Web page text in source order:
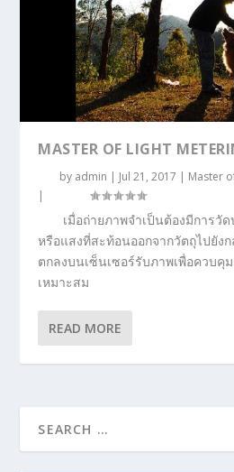
MASTER OF LIGHT
by admin | Jul 21, 2017 | Master
|
เมื่อถ่ายภาพจำเป็นต้องมีการ
หรือแสงที่สะท้อนออกจากวัตถุไปยัง
ตกลงบนเซ็นเซอร์รับภาพเพื่อควบคุ
เหมาะสม
READ MORE